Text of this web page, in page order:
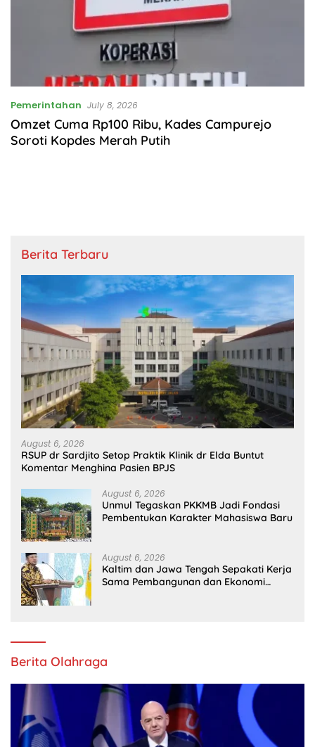
Pemerintahan July 8, 2026
Omzet Cuma Rp100 Ribu, Kades Campurejo
Soroti Kopdes Merah Putih
Berita Terbaru
August 6, 2026
RSUP dr Sardjito Setop Praktik Klinik dr Elda Buntut
Komentar Menghina Pasien BPJS
August 6, 2026
Unmul Tegaskan PKKMB Jadi Fondasi
Pembentukan Karakter Mahasiswa Baru
August 6, 2026
Kaltim dan Jawa Tengah Sepakati Kerja
Sama Pembangunan dan Ekonomi
Berita Olahraga